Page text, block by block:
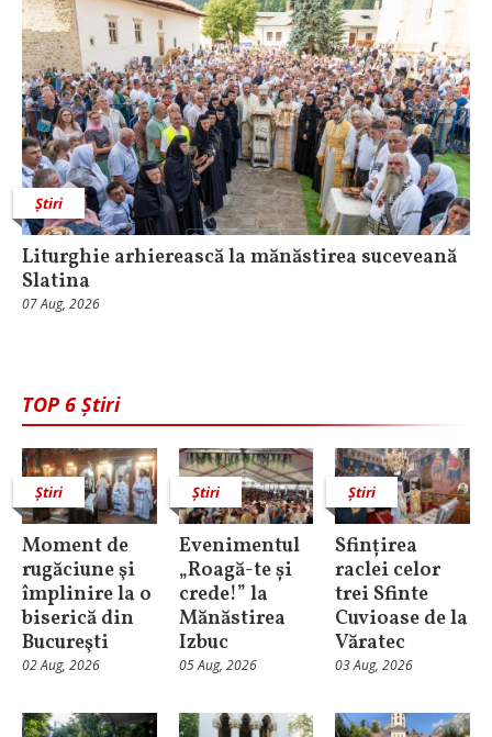
Știri
Liturghie arhierească la mănăstirea suceveană
Slatina
07 Aug, 2026
TOP 6 Știri
Știri
Moment de
rugăciune şi
împlinire la o
biserică din
Bucureşti
02 Aug, 2026
Știri
Evenimentul
„Roagă-te și
crede!” la
Mănăstirea
Izbuc
05 Aug, 2026
Știri
Sfințirea
raclei celor
trei Sfinte
Cuvioase de la
Văratec
03 Aug, 2026